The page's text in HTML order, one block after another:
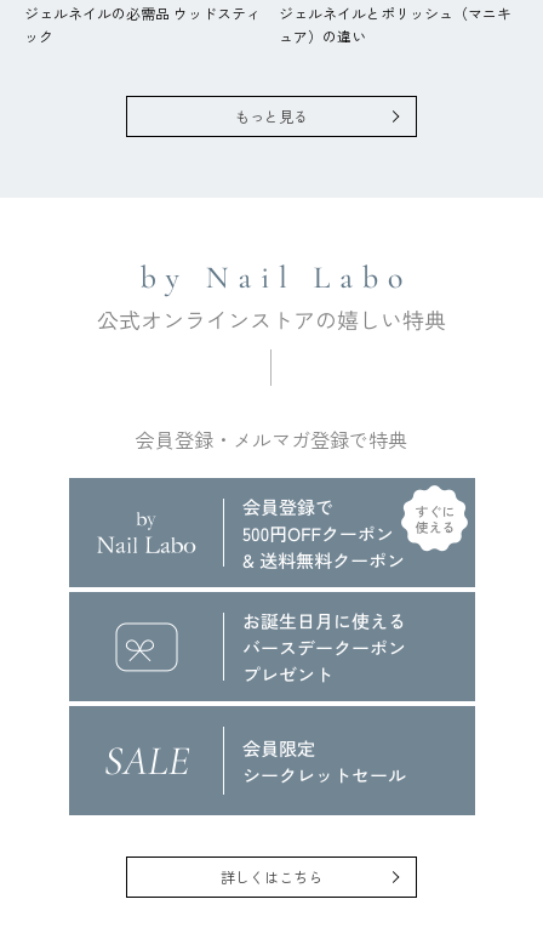
ジェルネイルの必需品 ウッドスティ
ック
ジェルネイルとポリッシュ（マニキ
ュア）の違い
もっと見る
会員登録・メルマガ登録で特典
詳しくはこちら